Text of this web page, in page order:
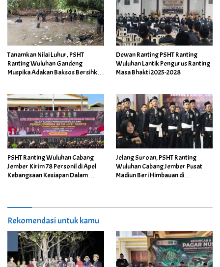
Tanamkan Nilai Luhur, PSHT
Ranting Wuluhan Gandeng
Muspika Adakan Baksos Bersihkan
Dewan Ranting PSHT Ranting
Wuluhan Lantik Pengurus Ranting
Masa Bhakti 2025-2028
PSHT Ranting Wuluhan Cabang
Jember Kirim 78 Personil di Apel
Kebangsaan Kesiapan Dalam
Jelang Suroan, PSHT Ranting
Wuluhan Cabang Jember Pusat
Madiun Beri Himbauan di
Rekomendasi untuk kamu